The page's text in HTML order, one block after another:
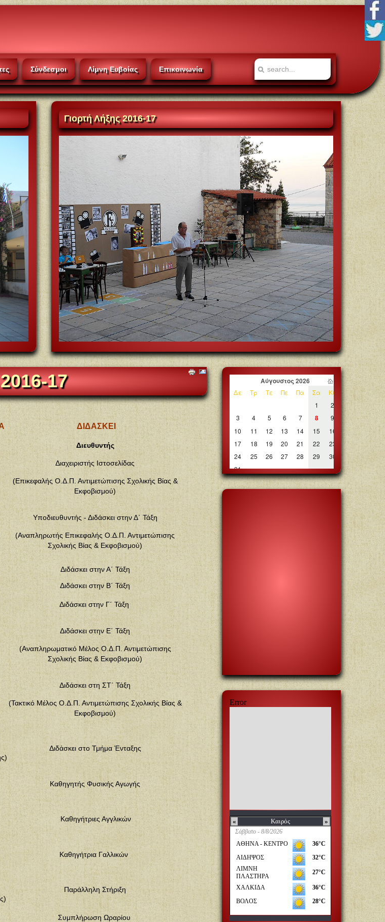
Σύνδεσμοι Λίμνη Ευβοίας Επικοινωνία
ΓιορτήΛήξης 2016-17
17
ΔΙΔΑΣΚΕΙ
Διευθυντής
Διαχειριστής Ιστοσελίδας
(Επικεφαλής Ο.Δ.Π. Αντιμετώπισης Σχολικής Βίας &
Εκφοβισμού)
Υποδιευθυντής - Διδάσκει στην Δ΄ Τάξη
(Αναπληρωτής Επικεφαλής Ο.Δ.Π. Αντιμετώπισης
Σχολικής Βίας & Εκφοβισμού)
Διδάσκει στην Α΄ Τάξη
Διδάσκει στην Β΄ Τάξη
Διδάσκει στην Γ΄ Τάξη
Διδάσκει στην Ε΄ Τάξη
(Αναπληρωματικό Μέλος Ο.Δ.Π. Αντιμετώπισης
Σχολικής Βίας & Εκφοβισμού)
Διδάσκει στη ΣΤ΄ Τάξη
(Τακτικό Μέλος Ο.Δ.Π. Αντιμετώπισης Σχολικής Βίας &
Εκφοβισμού)
Διδάσκει στο Τμήμα Ένταξης
Καθηγητής Φυσικής Αγωγής
Καθηγήτριες Αγγλικών
Καθηγήτρια Γαλλικών
Παράλληλη Στήριξη
Συμπλήρωση Ωραρίου